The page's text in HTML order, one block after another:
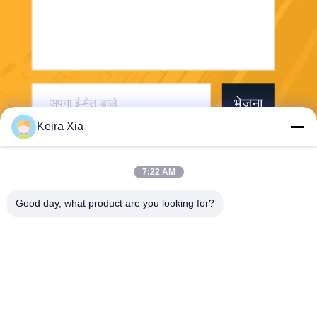
भेजना
Keira Xia
7:22 AM
Good day, what product are you looking for?